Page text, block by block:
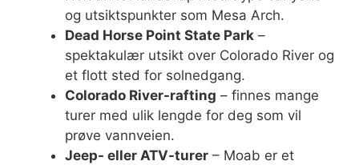
og utsiktspunkter som Mesa Arch.
Dead Horse Point State Park –
spektakulær utsikt over Colorado River og
et flott sted for solnedgang.
Colorado River-rafting – finnes mange
turer med ulik lengde for deg som vil
prøve vannveien.
Jeep- eller ATV-turer – Moab er et